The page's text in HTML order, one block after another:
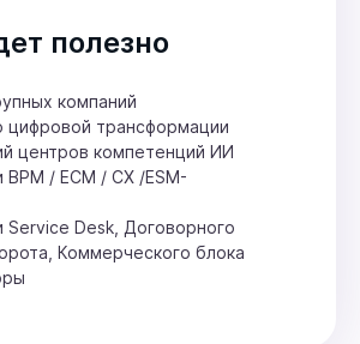
полезно
компаний
цифровой трансформации
центров компетенций ИИ
/ ECM / CX /ESM-
Service Desk, Договорного
Коммерческого блока